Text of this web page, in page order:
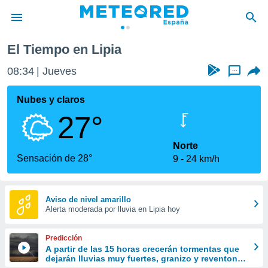
de
por
que se
calidad.
a este
las
y
forma
digital
basada
El Tiempo en Lipia
08:34 Jueves ...
Nubes y claros
27°
Sensación de 28°
Norte
9
24 km/h
Aviso de nivel amarillo
Alerta moderada por lluvia en Lipia hoy
Predicción
A partir de las 15 horas crecerán tormentas que
dejarán lluvias muy fuertes, granizo y reventones